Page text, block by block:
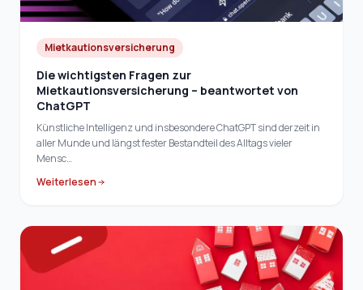
Mietkautionsversicherung
Die wichtigsten Fragen zur
Mietkautionsversicherung – beantwortet von
ChatGPT
Künstliche Intelligenz und insbesondere ChatGPT sind derzeit in
aller Munde und längst fester Bestandteil des Alltags vieler
Mensc…
Weiterlesen